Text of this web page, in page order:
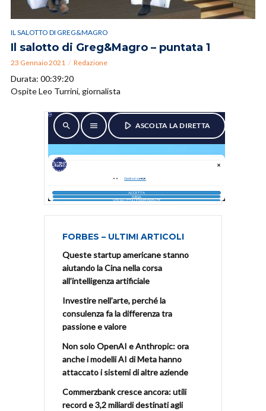
IL SALOTTO DI GREG&MAGRO
Il salotto di Greg&Magro – puntata 1
23 Gennaio 2021 Redazione
Durata: 00:39:20
Ospite Leo Turrini, giornalista
FORBES – ULTIMI ARTICOLI
Queste startup americane stanno
aiutando la Cina nella corsa
all’intelligenza artificiale
Investire nell’arte, perché la
consulenza fa la differenza tra
passione e valore
Non solo OpenAI e Anthropic: ora
anche i modelli AI di Meta hanno
attaccato i sistemi di altre aziende
Commerzbank cresce ancora: utili
record e 3,2 miliardi destinati agli